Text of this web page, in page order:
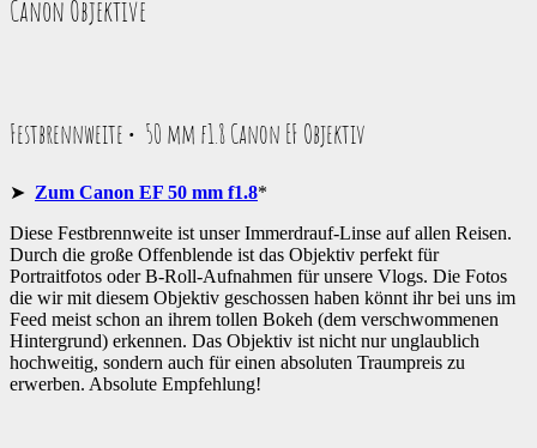
Canon Objektive
Festbrennweite • 50 mm f1.8 Canon EF Objektiv
➤ Zum Canon EF 50 mm f1.8*
Diese Festbrennweite ist unser Immerdrauf-Linse auf allen Reisen.
Durch die große Offenblende ist das Objektiv perfekt für
Portraitfotos oder B-Roll-Aufnahmen für unsere Vlogs. Die Fotos
die wir mit diesem Objektiv geschossen haben könnt ihr bei uns im
Feed meist schon an ihrem tollen Bokeh (dem verschwommenen
Hintergrund) erkennen. Das Objektiv ist nicht nur unglaublich
hochweitig, sondern auch für einen absoluten Traumpreis zu
erwerben. Absolute Empfehlung!